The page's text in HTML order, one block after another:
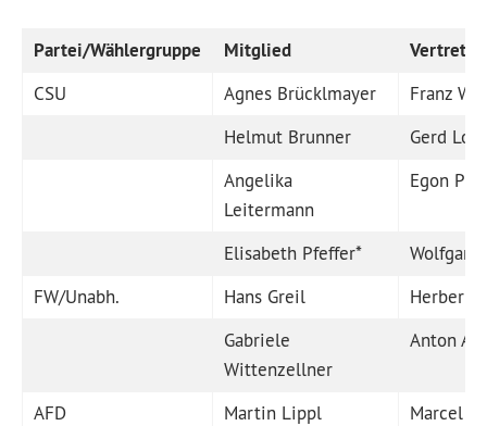
Partei/Wählergruppe Mitglied
CSU
Agnes Brücklmayer
Franz
Helmut Brunner
Gerd
Angelika
Leitermann
Egon
Elisabeth Pfeffer*
FW/Unabh.
Hans Greil
Herbert
Gabriele
Wittenzellner
Anton Alt
AFD Martin Lippl
Marcel